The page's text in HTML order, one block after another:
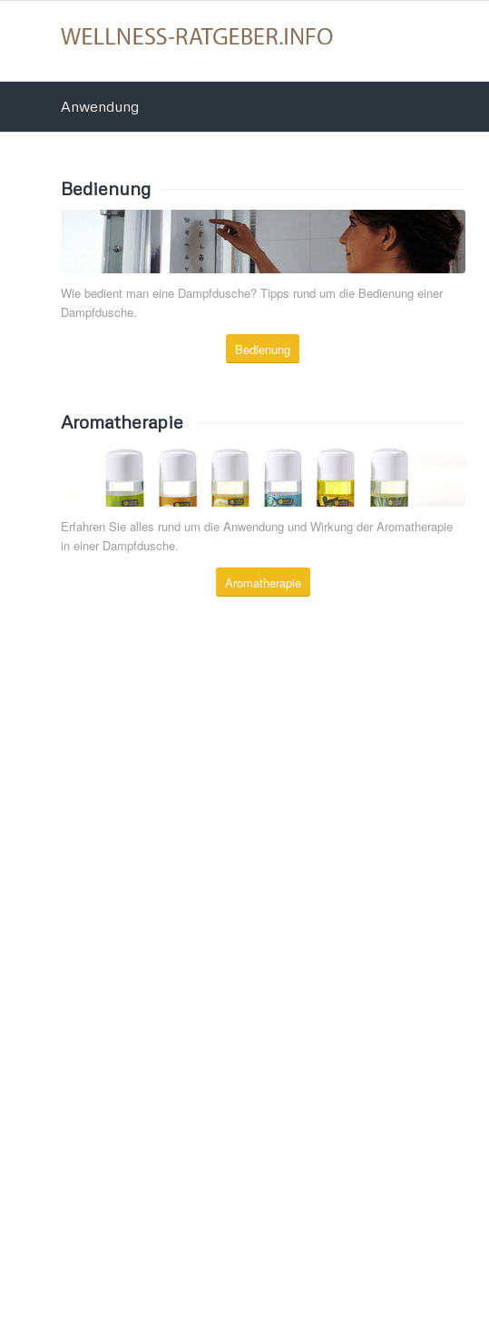
Anwendung
Bedienung
Wie bedient man eine Dampfdusche? Tipps rund um die Bedienung einer
Dampfdusche.
Bedienung
Aromatherapie
Erfahren Sie alles rund um die Anwendung und Wirkung der Aromatherapie
in einer Dampfdusche.
Aromatherapie